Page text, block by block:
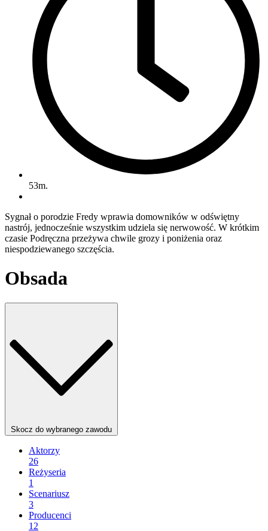
53m.
Sygnał o porodzie Fredy wprawia domowników w odświętny
nastrój, jednocześnie wszystkim udziela się nerwowość. W krótkim
czasie Podręczna przeżywa chwile grozy i poniżenia oraz
niespodziewanego szczęścia.
Obsada
Skocz do wybranego zawodu
Aktorzy
26
Reżyseria
1
Scenariusz
3
Producenci
12